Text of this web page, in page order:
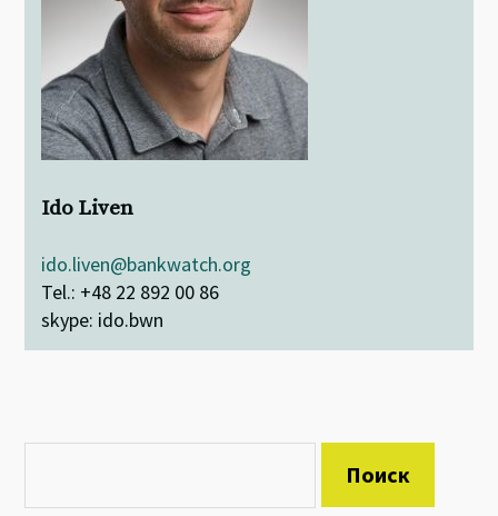
Ido Liven
ido.liven@bankwatch.org
Tel.: +48 22 892 00 86
skype: ido.bwn